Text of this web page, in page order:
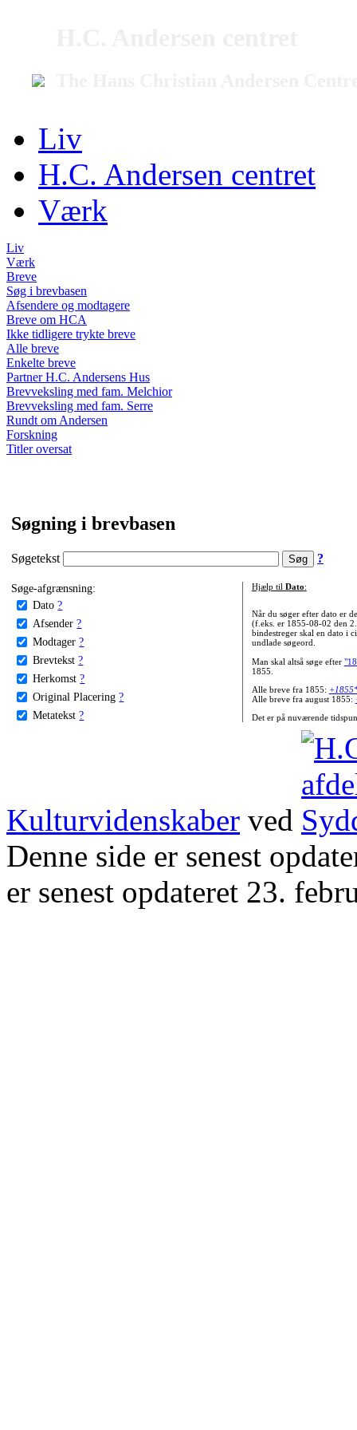
Liv
H.C. Andersen centret
Værk
Liv
Værk
Breve
Søg i brevbasen
Afsendere og modtagere
Breve om HCA
Ikke tidligere trykte breve
Alle breve
Enkelte breve
Partner H.C. Andersens Hus
Brevveksling med fam. Melchior
Brevveksling med fam. Serre
Rundt om Andersen
Forskning
Titler oversat
Søgning i brevbasen
Søgetekst ?
Søge-afgrænsning:
Dato ?
Afsender ?
Modtager ?
Brevtekst ?
Herkomst ?
Original Placering ?
Metatekst ?
Hjælp til Dato:
Når du søger efter dato er
(f.eks. er 1855-08-02 den
bindestreger skal en dato i
undlade søgeord.
Man skal altså søge efter
1855.
Alle breve fra 1855:
Alle breve fra august 1855:
Det er på nuværende
Kulturvidenskaber ved
Denne side er senest
er senest opdateret 23.